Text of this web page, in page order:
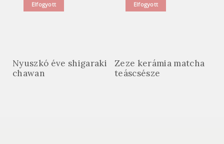
Elfogyott
Nyuszkó éve shigaraki
chawan
Elfogyott
Zeze kerámia matcha
teáscsésze